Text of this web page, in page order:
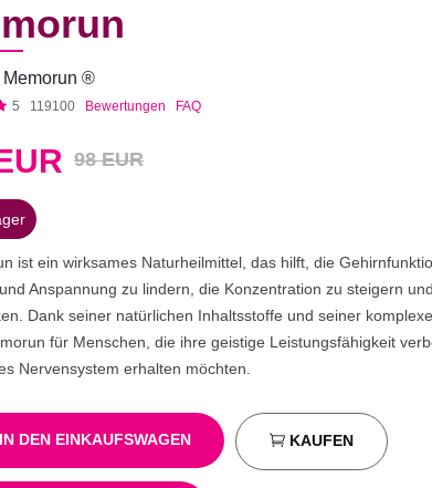
Memorun ®
5 119100 Bewertungen FAQ
98 EUR
ist ein wirksames Naturheilmittel, das hilft, die
Anspannung zu lindern, die Konzentration zu steigern
Dank seiner natürlichen Inhaltsstoffe und seiner
für Menschen, die ihre geistige Leistungsfähigkeit
Nervensystem erhalten möchten.
IN DEN EINKAUFSWAGEN KAUFEN